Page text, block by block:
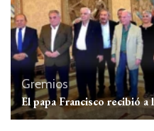
Gremios
El papa Francisco recibió a